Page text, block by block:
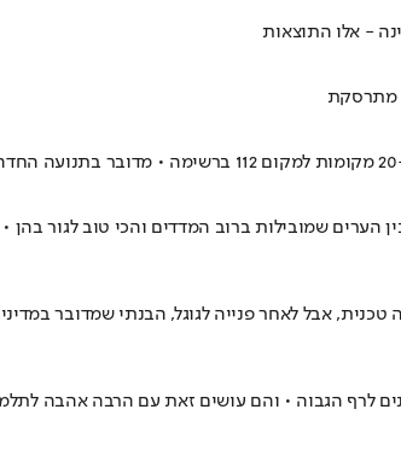
מתרסקת
שמובילות ברוב המדדים והכי טוב לגור בהן •
אבל לאחר פנייה לגוגל, הבנתי שמדובר
לרף הגבוה • והם עושים זאת עם הרבה אהבה